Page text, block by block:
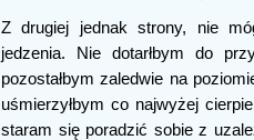
Z drugiej jednak strony, nie
jedzenia. Nie dotarłbym do
pozostałbym zaledwie na
uśmierzyłbym co najwyżej
staram się poradzić sobie z